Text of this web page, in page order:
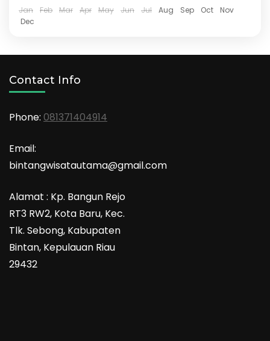
Jan Feb Mar Apr May Jun Jul Aug Sep Oct
Nov
Dec
Contact Info
Phone: 081371404914
Email:
bintangwisatautama@gmail.com
Alamat : Kp. Bangun Rejo
RT3 RW2, Kota Baru, Kec.
Tlk. Sebong, Kabupaten
Bintan, Kepulauan Riau
29432